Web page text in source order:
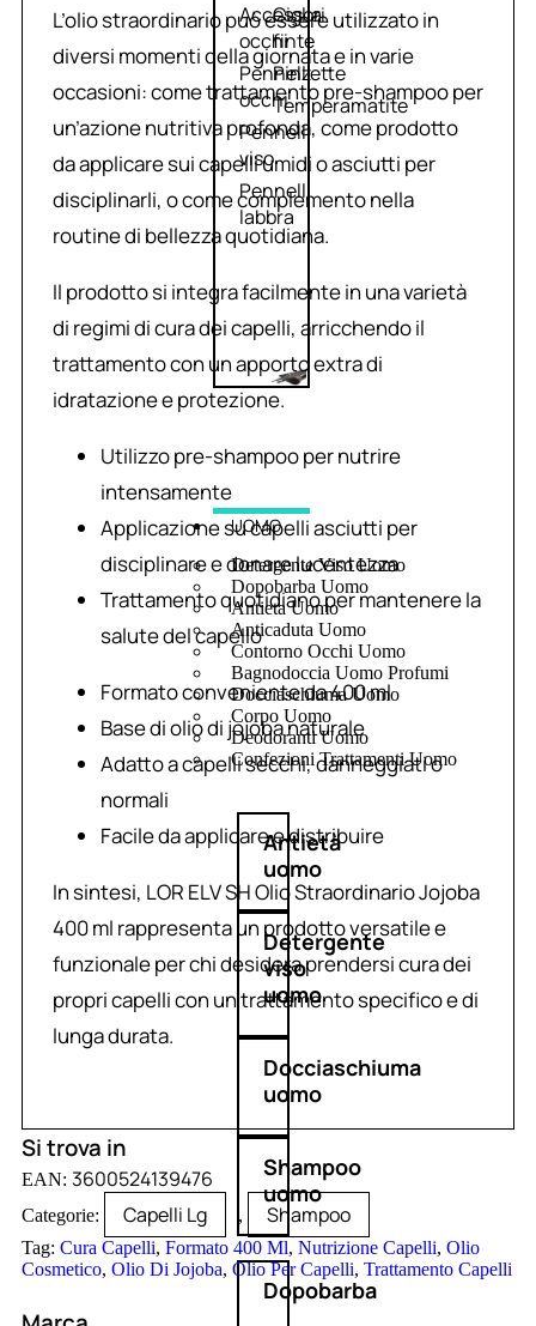
Accessori
occhi
Pennelli
occhi
Pennelli
viso
Pennelli
labbra
Ciglia
finte
Pinzette
Temperamatite
UOMO
Detergente Viso Uomo
Dopobarba Uomo
Antieta Uomo
Anticaduta Uomo
Contorno Occhi Uomo
Bagnodoccia Uomo Profumi
Docciaschiuma Uomo
Corpo Uomo
Deodoranti Uomo
Confezioni Trattamenti Uomo
Antietà
uomo
Detergente
viso
uomo
Docciaschiuma
uomo
Shampoo
uomo
Dopobarba
L’olio straordinario può essere utilizzato in
diversi momenti della giornata e in varie
occasioni: come trattamento pre-shampoo per
un’azione nutritiva profonda, come prodotto
da applicare sui capelli umidi o asciutti per
disciplinarli, o come complemento nella
routine di bellezza quotidiana.
Il prodotto si integra facilmente in una varietà
di regimi di cura dei capelli, arricchendo il
trattamento con un apporto extra di
idratazione e protezione.
Utilizzo pre-shampoo per nutrire
intensamente
Applicazione su capelli asciutti per
disciplinare e donare lucentezza
Trattamento quotidiano per mantenere la
salute del capello
Formato conveniente da 400 ml
Base di olio di jojoba naturale
Adatto a capelli secchi, danneggiati o
normali
Facile da applicare e distribuire
In sintesi, LOR ELV SH Olio Straordinario Jojoba
400 ml rappresenta un prodotto versatile e
funzionale per chi desidera prendersi cura dei
propri capelli con un trattamento specifico e di
lunga durata.
Si trova in
EAN: 3600524139476
Categorie: Capelli Lg , Shampoo
Tag: Cura Capelli, Formato 400 Ml, Nutrizione Capelli, Olio
Cosmetico, Olio Di Jojoba, Olio Per Capelli, Trattamento Capelli